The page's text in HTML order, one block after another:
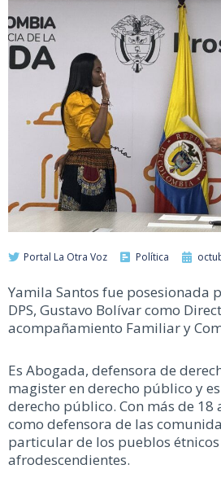
Portal La Otra Voz Política
Yamila Santos fue posesionada
DPS, Gustavo Bolívar como
acompañamiento Familiar y
Es Abogada, defensora de
magister en derecho público y
derecho público. Con más de 18
como defensora de las
particular de los pueblos
afrodescendientes.